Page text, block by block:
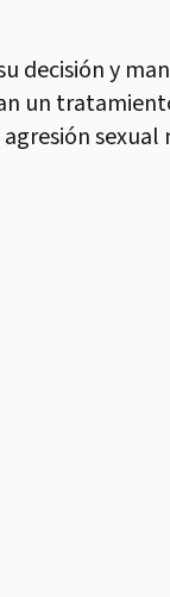
decisión y
un
sexual